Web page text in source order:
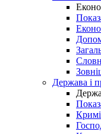
Держава і